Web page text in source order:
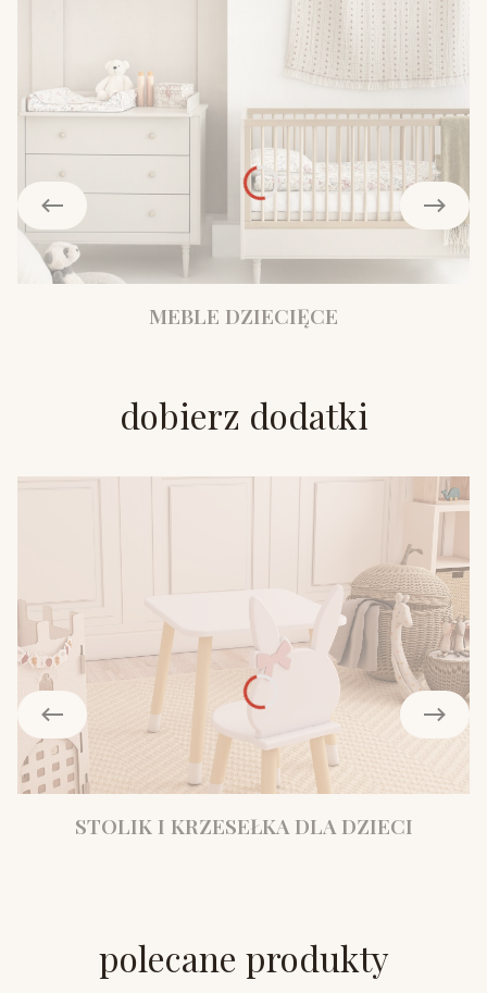
MEBLE DZIECIĘCE
dobierz dodatki
STOLIK I KRZESEŁKA DLA DZIECI
polecane produkty